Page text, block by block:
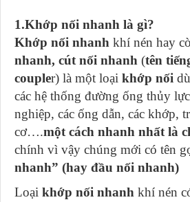
1.Khớp nối nhanh là gì?
Khớp nối nhanh khí nén hay
nhanh, cút nối nhanh (tên
coupler) là một loại khớp nối
các hệ thống đường ống thủy
nghiệp, các ống dẫn, các khớp,
cơ….một cách nhanh nhất là
chính vì vậy chúng mới có tên
nhanh” (hay đầu nối nhanh)
Loại khớp nối nhanh khí nén